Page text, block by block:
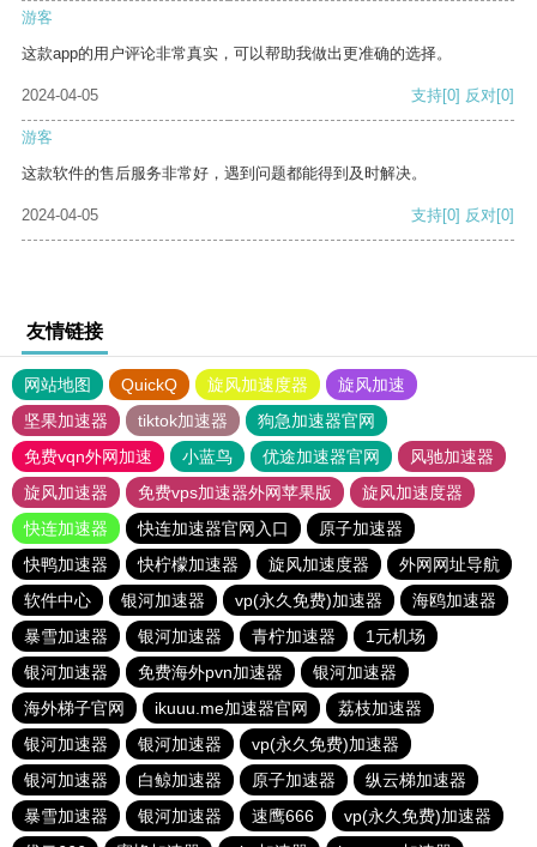
游客
这款app的用户评论非常真实，可以帮助我做出更准确的选择。
2024-04-05 支持[0] 反对[0]
游客
这款软件的售后服务非常好，遇到问题都能得到及时解决。
2024-04-05 支持[0] 反对[0]
友情链接
网站地图 QuickQ 旋风加速度器
旋风加速
坚果加速器
tiktok加速器
狗急加速器官网
免费vqn外网加速
小蓝鸟 优途加速器官网
风驰加速器
旋风加速器
免费vps加速器外网苹果版
旋风加速度器
快连加速器
快连加速器官网入口
原子加速器
快鸭加速器
快柠檬加速器 旋风加速度器
外网网址导航
软件中心
银河加速器 vp(永久免费)加速器
海鸥加速器
暴雪加速器
银河加速器 青柠加速器
1元机场
银河加速器
免费海外pvn加速器
银河加速器
海外梯子官网
ikuuu.me加速器官网
荔枝加速器
银河加速器
银河加速器
vp(永久免费)加速器
银河加速器
白鲸加速器 原子加速器
纵云梯加速器
暴雪加速器
银河加速器 速鹰666
vp(永久免费)加速器